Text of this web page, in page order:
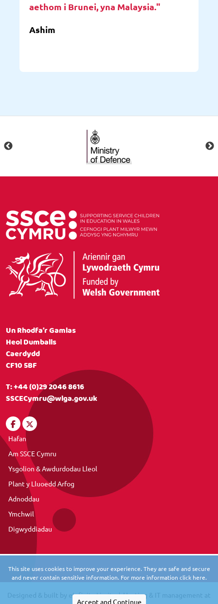
aethom i Brunei, yna Malaysia."
Ashim
Un Rhodfa’r Gamlas
Heol Dumballs
Caerdydd
CF10 5BF
T:+44 (0)29 2046 8616
SSCECymru@wlga.gov.uk
Hafan
Am SSCE Cymru
Ysgolion & Awdurdodau Lleol
Plant y Lluoedd Arfog
Adnoddau
Ymchwil
Digwyddiadau
Designed & built by eInfinity Limited. Hosting & IT management at
This site uses cookies to improve your experience. They are safe and secure
and never contain sensitive information. For more information click here.